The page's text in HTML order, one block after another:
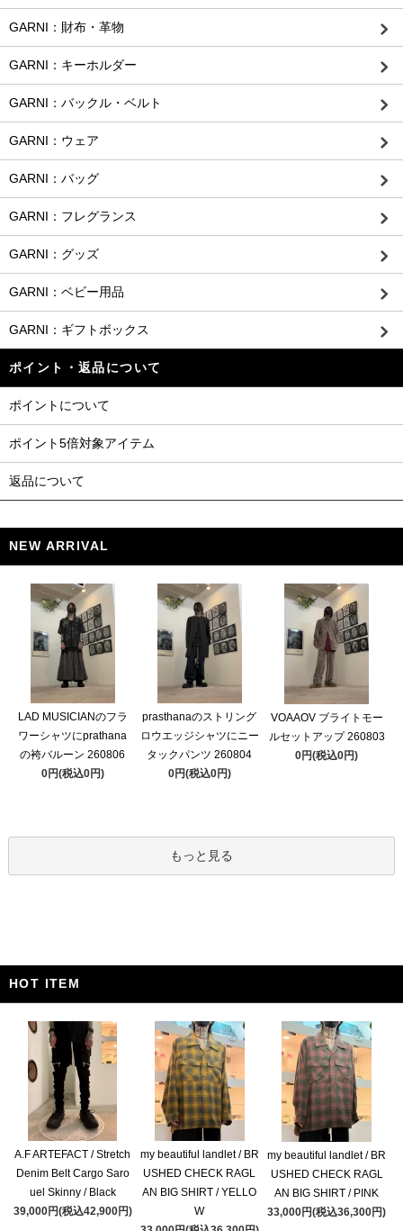
GARNI：財布・革物
GARNI：キーホルダー
GARNI：バックル・ベルト
GARNI：ウェア
GARNI：バッグ
GARNI：フレグランス
GARNI：グッズ
GARNI：ベビー用品
GARNI：ギフトボックス
ポイント・返品について
ポイントについて
ポイント5倍対象アイテム
返品について
NEW ARRIVAL
LAD MUSICIANのフラ
ワーシャツにprathana
の袴バルーン 260806
0円(税込0円)
prasthanaのストリング
ロウエッジシャツにニー
タックパンツ 260804
0円(税込0円)
VOAAOV ブライトモー
ルセットアップ 260803
0円(税込0円)
もっと見る
HOT ITEM
A.F ARTEFACT / Stretch
Denim Belt Cargo Saro
uel Skinny / Black
39,000円(税込42,900円)
my beautiful landlet / BR
USHED CHECK RAGL
AN BIG SHIRT / YELLO
W
my beautiful landlet / BR
USHED CHECK RAGL
AN BIG SHIRT / PINK
33,000円(税込36,300円)